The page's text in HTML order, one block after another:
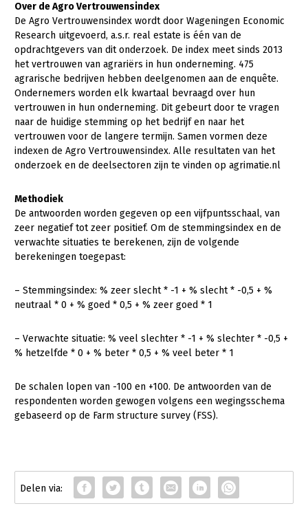
Over de Agro Vertrouwensindex
De Agro Vertrouwensindex wordt door Wageningen Economic
Research uitgevoerd, a.s.r. real estate is één van de
opdrachtgevers van dit onderzoek. De index meet sinds 2013
het vertrouwen van agrariërs in hun onderneming. 475
agrarische bedrijven hebben deelgenomen aan de enquête.
Ondernemers worden elk kwartaal bevraagd over hun
vertrouwen in hun onderneming. Dit gebeurt door te vragen
naar de huidige stemming op het bedrijf en naar het
vertrouwen voor de langere termijn. Samen vormen deze
indexen de Agro Vertrouwensindex. Alle resultaten van het
onderzoek en de deelsectoren zijn te vinden op agrimatie.nl
Methodiek
De antwoorden worden gegeven op een vijfpuntsschaal, van
zeer negatief tot zeer positief. Om de stemmingsindex en de
verwachte situaties te berekenen, zijn de volgende
berekeningen toegepast:
– Stemmingsindex: % zeer slecht * -1 + % slecht * -0,5 + %
neutraal * 0 + % goed * 0,5 + % zeer goed * 1
– Verwachte situatie: % veel slechter * -1 + % slechter * -0,5 +
% hetzelfde * 0 + % beter * 0,5 + % veel beter * 1
De schalen lopen van -100 en +100. De antwoorden van de
respondenten worden gewogen volgens een wegingsschema
gebaseerd op de Farm structure survey (FSS).